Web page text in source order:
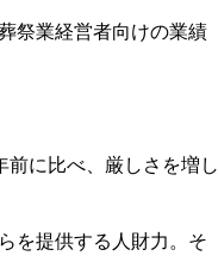
祭業経営者向けの業績
に比べ、厳しさを増し
を提供する人財力。そ